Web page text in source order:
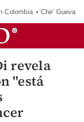
Colombia 'Che' Guevara
revela
"está